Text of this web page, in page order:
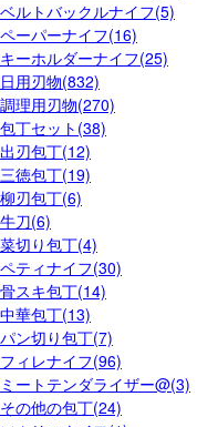
ベルトバックルナイフ(5)
ペーパーナイフ(16)
キーホルダーナイフ(25)
日用刃物(832)
調理用刃物(270)
包丁セット(38)
出刃包丁(12)
三徳包丁(19)
柳刃包丁(6)
牛刀(6)
菜切り包丁(4)
ペティナイフ(30)
骨スキ包丁(14)
中華包丁(13)
パン切り包丁(7)
フィレナイフ(96)
ミートテンダライザー@(3)
その他の包丁(24)